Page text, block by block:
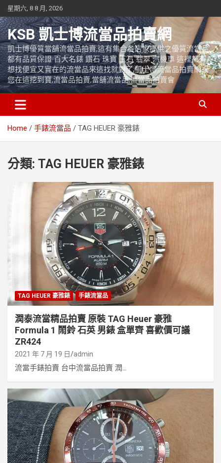
Skip
to
content
星期六, 8 8 月, 2026
KSB 凱士博流當品拍賣網
凱士博優質當舖流當品拍賣,這有集合各店家提供之優質流當品,
都有品質保證 百大名錶 鑽石 珠寶 玉石 翡翠 汽機車 這裡都有
想找便宜又實在的流當品來這找就對了,凱士博流當品拍賣網祝
您在這挖到寶,流當品拍賣,當舖流當品,流當品拍賣會
Home 手錶流當品 TAG HEUER 豪雅錶
分類: TAG HEUER 豪雅錶
TAG HEUER 豪雅錶 手錶流當品
潤泰流當精品拍賣 原裝 TAG Heuer 豪雅
Formula 1 鬧鈴 石英 男錶 盒單齊 喜歡價可議
ZR424
2021 年 7 月 19 日 admin
流當手錶拍賣 台中流當品拍賣 潤...